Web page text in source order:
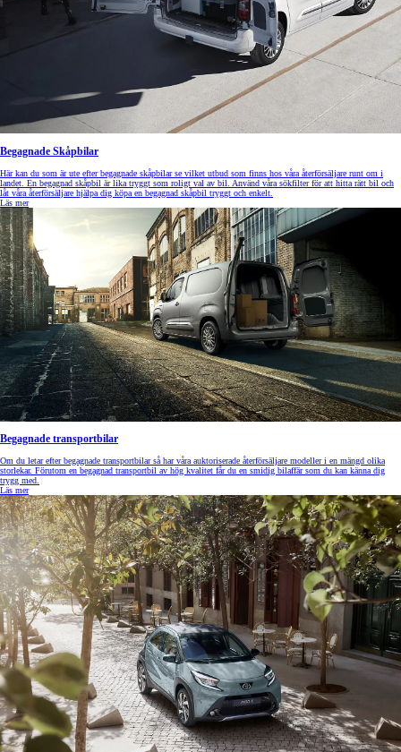
Begagnade Skåpbilar
Här kan du som är ute efter begagnade skåpbilar se vilket utbud som finns hos våra återförsäljare runt om i
landet. En begagnad skåpbil är lika tryggt som roligt val av bil. Använd våra sökfilter för att hitta rätt bil och
låt våra återförsäljare hjälpa dig köpa en begagnad skåpbil tryggt och enkelt.
Läs mer
Begagnade transportbilar
Om du letar efter begagnade transportbilar så har våra auktoriserade återförsäljare modeller i en mängd olika
storlekar. Förutom en begagnad transportbil av hög kvalitet får du en smidig bilaffär som du kan känna dig
trygg med.
Läs mer